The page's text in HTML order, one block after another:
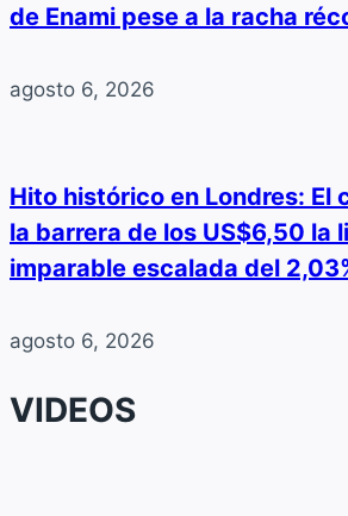
de Enami pese a la racha
agosto 6, 2026
Hito histórico en Londres: El
la barrera de los US$6,50 la
imparable escalada del
agosto 6, 2026
VIDEOS